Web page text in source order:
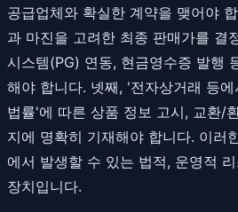
공급업체와 확실한 계약을 맺어야
과 마진을 고려한 최종 판매가를 결
시스템(PG) 연동, 현금영수증 발행
해야 합니다. 넷째, '전자상거래 등
법률'에 따른 상품 정보 고시, 교환/
지에 명확히 기재해야 합니다. 이러
에서 발생할 수 있는 법적, 운영적
장치입니다.